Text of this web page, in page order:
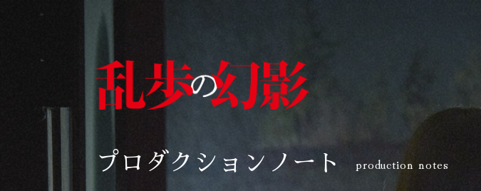
プロダクションノート production notes